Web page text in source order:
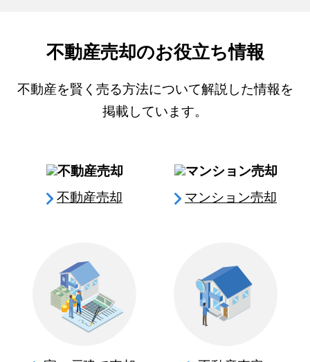
不動産売却のお役立ち情報
不動産を賢く売る方法について解説した情報を
掲載しています。
不動産売却 マンション売却